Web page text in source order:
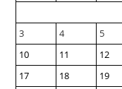
3
4 5
10
11 12
17
18 19